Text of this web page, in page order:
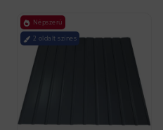
Népszerű
2 oldalt színes